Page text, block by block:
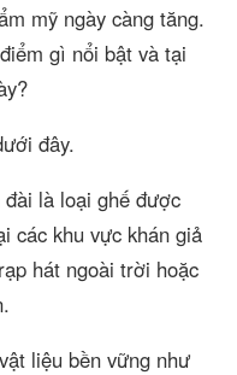
mỹ ngày càng tăng.
gì nổi bật và tại
đây.
là loại ghế được
các khu vực khán giả
hát ngoài trời hoặc
liệu bền vững như